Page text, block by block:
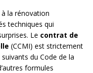
la rénovation
techniques qui
Le contrat de
(CCMI) est strictement
du Code de la
formules